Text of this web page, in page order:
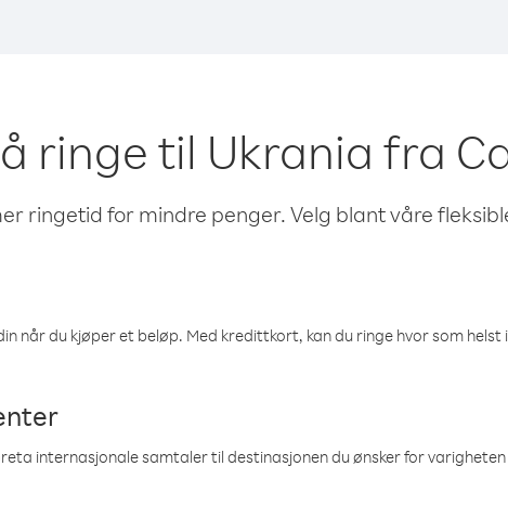
ringe til Ukrania fra
ringetid for mindre penger. Velg blant våre
når du kjøper et beløp. Med kredittkort, kan du ringe hvor som helst
internasjonale samtaler til destinasjonen du ønsker for